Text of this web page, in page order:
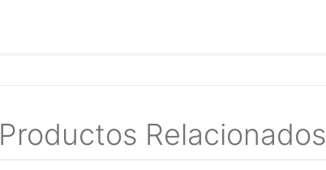
Productos Relacionados